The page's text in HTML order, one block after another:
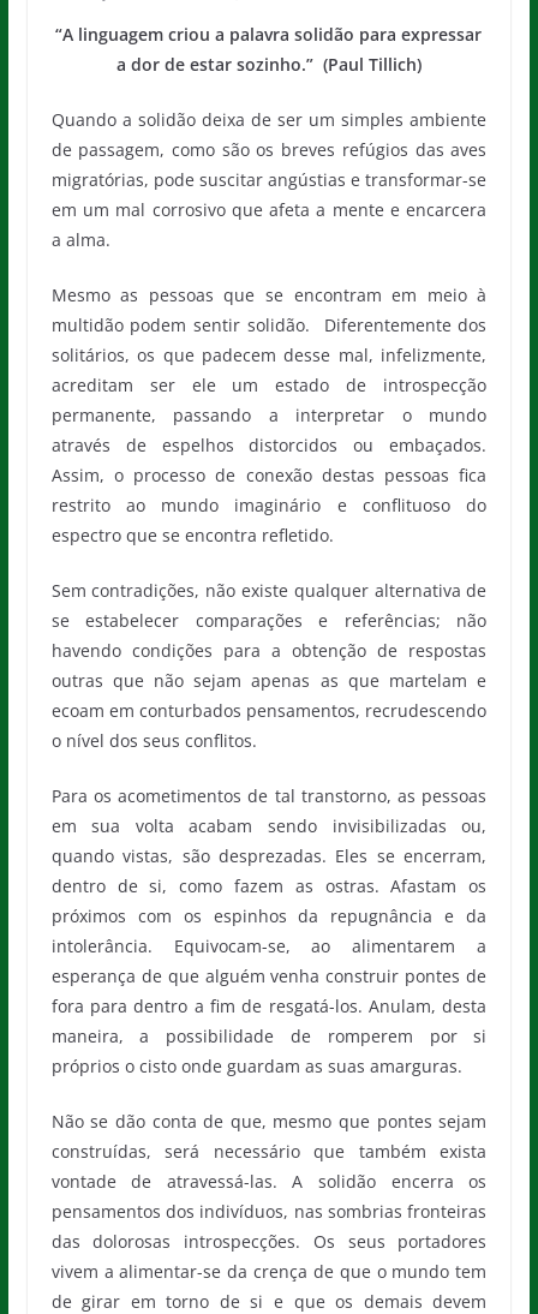
“A linguagem criou a palavra solidão para expressar
a dor de estar sozinho.” (Paul Tillich)
Quando a solidão deixa de ser um simples ambiente
de passagem, como são os breves refúgios das aves
migratórias, pode suscitar angústias e transformar-se
em um mal corrosivo que afeta a mente e encarcera
a alma.
Mesmo as pessoas que se encontram em meio à
multidão podem sentir solidão. Diferentemente dos
solitários, os que padecem desse mal, infelizmente,
acreditam ser ele um estado de introspecção
permanente, passando a interpretar o mundo
através de espelhos distorcidos ou embaçados.
Assim, o processo de conexão destas pessoas fica
restrito ao mundo imaginário e conflituoso do
espectro que se encontra refletido.
Sem contradições, não existe qualquer alternativa de
se estabelecer comparações e referências; não
havendo condições para a obtenção de respostas
outras que não sejam apenas as que martelam e
ecoam em conturbados pensamentos, recrudescendo
o nível dos seus conflitos.
Para os acometimentos de tal transtorno, as pessoas
em sua volta acabam sendo invisibilizadas ou,
quando vistas, são desprezadas. Eles se encerram,
dentro de si, como fazem as ostras. Afastam os
próximos com os espinhos da repugnância e da
intolerância. Equivocam-se, ao alimentarem a
esperança de que alguém venha construir pontes de
fora para dentro a fim de resgatá-los. Anulam, desta
maneira, a possibilidade de romperem por si
próprios o cisto onde guardam as suas amarguras.
Não se dão conta de que, mesmo que pontes sejam
construídas, será necessário que também exista
vontade de atravessá-las. A solidão encerra os
pensamentos dos indivíduos, nas sombrias fronteiras
das dolorosas introspecções. Os seus portadores
vivem a alimentar-se da crença de que o mundo tem
de girar em torno de si e que os demais devem